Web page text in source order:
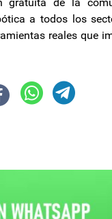
a todos los
reales que